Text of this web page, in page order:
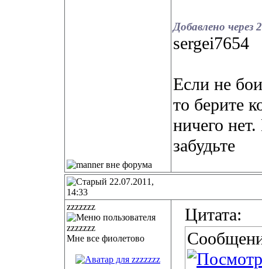
Добавлено через
sergei7654
Если не
то берите
ничего
забудьте
22.07.2011,
14:33
zzzzzzz
Мне все фиолетово
Цитата: